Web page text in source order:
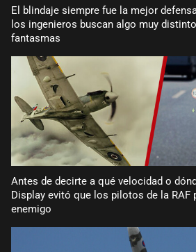
El blindaje siempre fue la mejor
los ingenieros buscan algo muy
fantasmas
Antes de decirte a qué velocidad o
Display evitó que los pilotos de la RAF
enemigo